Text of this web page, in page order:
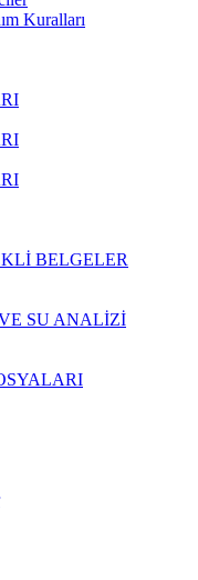
Kuralları
BELGELER
SU ANALİZİ